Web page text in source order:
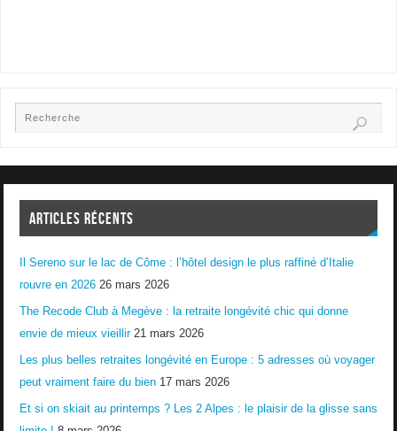
ARTICLES RÉCENTS
Il Sereno sur le lac de Côme : l’hôtel design le plus raffiné d’Italie
rouvre en 2026 26 mars 2026
The Recode Club à Megève : la retraite longévité chic qui donne
envie de mieux vieillir 21 mars 2026
Les plus belles retraites longévité en Europe : 5 adresses où voyager
peut vraiment faire du bien 17 mars 2026
Et si on skiait au printemps ? Les 2 Alpes : le plaisir de la glisse sans